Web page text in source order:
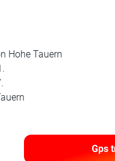
Hohe Tauern
Gps